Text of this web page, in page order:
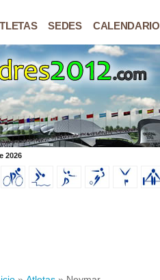
SEDES CALENDARIO
2026